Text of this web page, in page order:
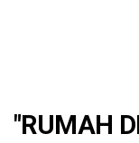
"RUMAH